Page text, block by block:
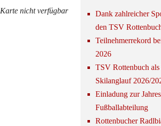
Karte nicht verfügbar
Dank zahlreicher
den TSV
Teilnehmerrekord
2026
TSV Rottenbuch
Skilanglauf 2026/
Einladung zur
Fußballabteilung
Rottenbucher